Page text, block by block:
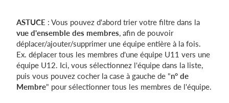
ASTUCE : Vous pouvez d'abord trier votre filtre dans la
vue d'ensemble des membres, afin de pouvoir
déplacer/ajouter/supprimer une équipe entière à la fois.
Ex. déplacer tous les membres d'une équipe U11 vers une
équipe U12. Ici, vous sélectionnez l'équipe dans la liste,
puis vous pouvez cocher la case à gauche de "n° de
Membre" pour sélectionner tous les membres de l'équipe.